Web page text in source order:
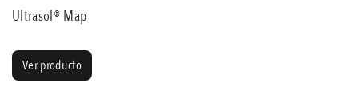
Valorado en
5.00
Ultrasol® Map
Ver producto